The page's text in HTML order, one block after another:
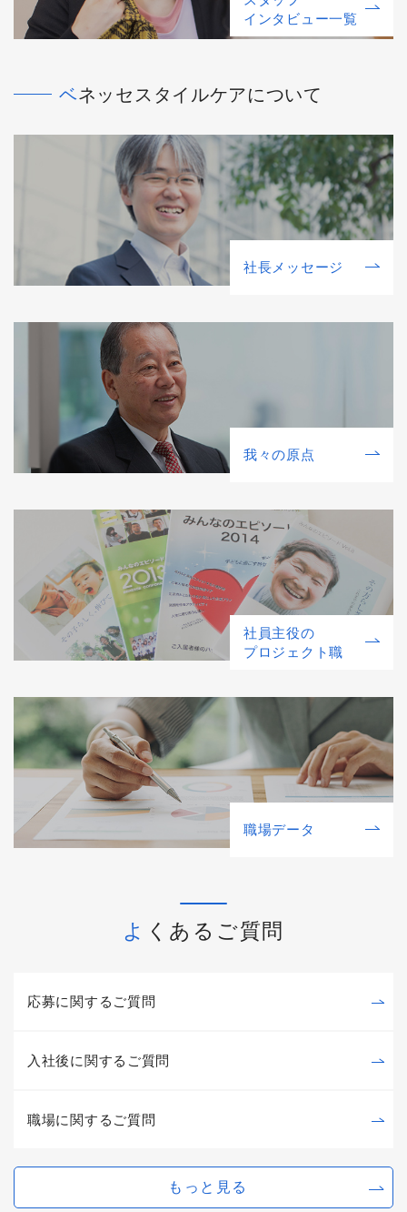
インタビュー一覧
ベネッセスタイルケアについて
社⻑メッセージ
我々の原点
社員主役の
プロジェクト職
職場データ
よくあるご質問
応募に関するご質問
入社後に関するご質問
職場に関するご質問
もっと見る